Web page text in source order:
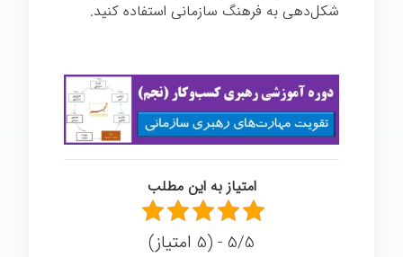
شکل‌دهی به فرهنگ سازمانی استفاده کنيد.
امتیاز به این مطلب
5/5 - (5 امتیاز)